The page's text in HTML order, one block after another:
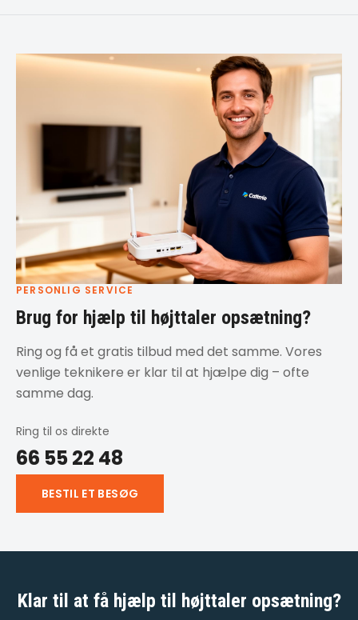
PERSONLIG SERVICE
Brug for hjælp til højttaler opsætning?
Ring og få et gratis tilbud med det samme. Vores
venlige teknikere er klar til at hjælpe dig – ofte
samme dag.
Ring til os direkte
66 55 22 48
BESTIL ET BESØG
Klar til at få hjælp til højttaler opsætning?